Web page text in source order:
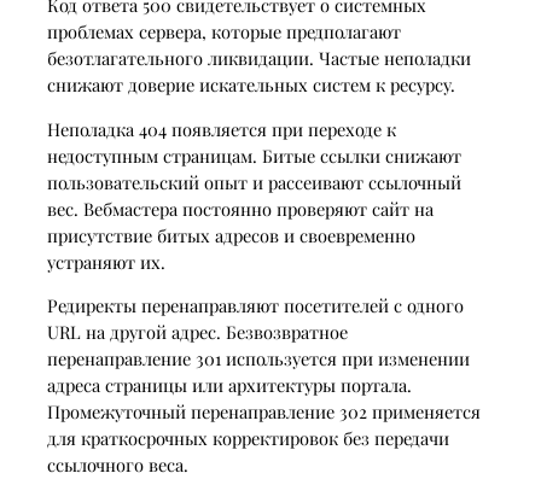
Код ответа 500 свидетельствует о системных
проблемах сервера, которые предполагают
безотлагательного ликвидации. Частые неполадки
снижают доверие искательных систем к ресурсу.
Неполадка 404 появляется при переходе к
недоступным страницам. Битые ссылки снижают
пользовательский опыт и рассеивают ссылочный
вес. Вебмастера постоянно проверяют сайт на
присутствие битых адресов и своевременно
устраняют их.
Редиректы перенаправляют посетителей с одного
URL на другой адрес. Безвозвратное
перенаправление 301 используется при изменении
адреса страницы или архитектуры портала.
Промежуточный перенаправление 302 применяется
для краткосрочных корректировок без передачи
ссылочного веса.